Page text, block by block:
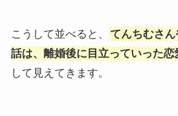
こうして並べると、 てんちむさ
話は、離婚後に目立っていった恋
して見えてきます。